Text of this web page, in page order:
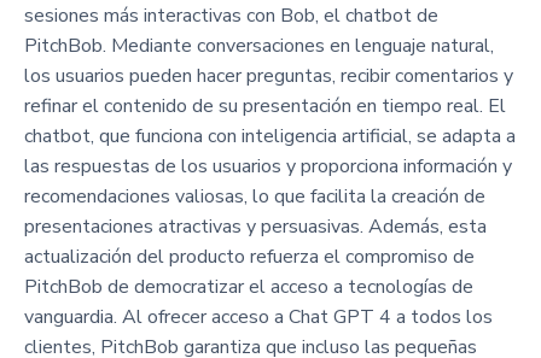
sesiones más interactivas con Bob, el chatbot de
PitchBob. Mediante conversaciones en lenguaje natural,
los usuarios pueden hacer preguntas, recibir comentarios y
refinar el contenido de su presentación en tiempo real. El
chatbot, que funciona con inteligencia artificial, se adapta a
las respuestas de los usuarios y proporciona información y
recomendaciones valiosas, lo que facilita la creación de
presentaciones atractivas y persuasivas. Además, esta
actualización del producto refuerza el compromiso de
PitchBob de democratizar el acceso a tecnologías de
vanguardia. Al ofrecer acceso a Chat GPT 4 a todos los
clientes, PitchBob garantiza que incluso las pequeñas